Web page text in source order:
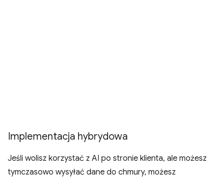
Implementacja hybrydowa
Jeśli wolisz korzystać z AI po stronie klienta, ale możesz
tymczasowo wysyłać dane do chmury, możesz